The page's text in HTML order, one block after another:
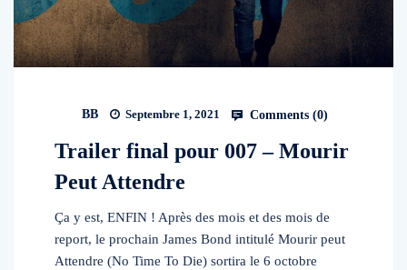
BB Septembre 1, 2021 Comments (0)
Trailer final pour 007 – Mourir
Peut Attendre
Ça y est, ENFIN ! Après des mois et des mois de
report, le prochain James Bond intitulé Mourir peut
Attendre (No Time To Die) sortira le 6 octobre